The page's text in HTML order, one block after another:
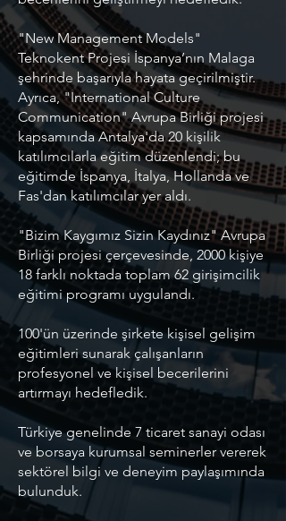
"New Management Models"
Teknokent Projesi İspanya’nın Malaga
şehrinde başarıyla hayata geçirilmiştir.
Ayrıca, "International Culture
Communication" Avrupa Birliği projesi
kapsamında Antalya'da 20 kişilik
katılımcılarla eğitim düzenlendi; bu
eğitimde İspanya, İtalya, Hollanda ve
Fas'dan katılımcılar yer aldı.
"Bizim Kaygımız Sizin Kaydınız" Avrupa
Birliği projesi çerçevesinde, 2000 kişiye
18 farklı noktada toplam 62 girişimcilik
eğitimi programı uygulandı.
100'ün üzerinde şirkete kişisel gelişim
eğitimleri sunarak çalışanların
profesyonel ve kişisel becerilerini
artırmayı hedefledik.
Türkiye genelinde 7 ticaret sanayi odası
ve borsaya kurumsal seminerler vererek
sektörel bilgi ve deneyim paylaşımında
bulunduk.